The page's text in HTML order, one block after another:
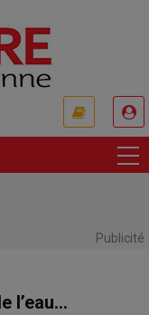
Publicité
l’eau…